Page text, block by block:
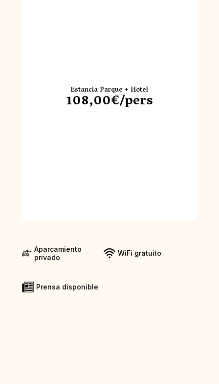
Estancia Parque + Hotel
108,00€/pers
Aparcamiento
privado
WiFi gratuito
Prensa disponible